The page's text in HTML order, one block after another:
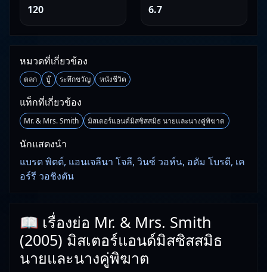
120 6.7
หมวดที่เกี่ยวข้อง
ตลก บู๊ ระทึกขวัญ หนังชีวิต
แท็กที่เกี่ยวข้อง
Mr. & Mrs. Smith มิสเตอร์แอนด์มิสซิสสมิธ นายและนางคู่พิฆาต
นักแสดงนำ
แบรด พิตต์, แอนเจลีนา โจลี, วินซ์ วอห์น, อดัม โบรดี, เค
อร์รี วอชิงตัน
📖 เรื่องย่อ Mr. & Mrs. Smith
(2005) มิสเตอร์แอนด์มิสซิสสมิธ
นายและนางคู่พิฆาต